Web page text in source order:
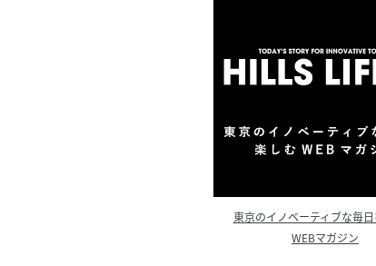
東京のイノベーティブな毎
WEBマガジン